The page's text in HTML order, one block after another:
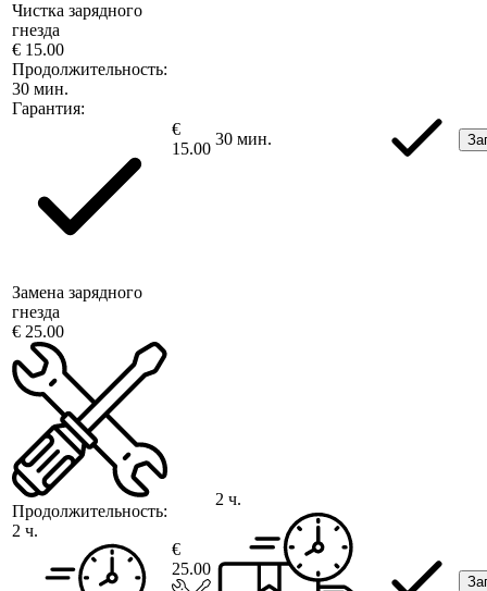
Чистка зарядного
гнезда
€ 15.00
Продолжительность:
30 мин.
Гарантия:
€
15.00
30 мин.
Замена зарядного
гнезда
€ 25.00
Продолжительность:
2 ч.
€
25.00
2 ч.